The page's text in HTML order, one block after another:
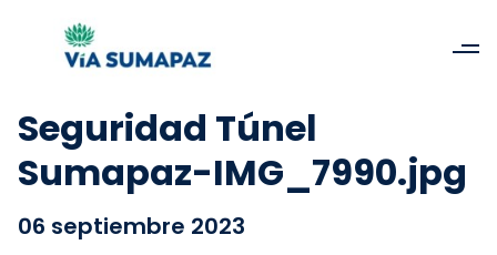
Seguridad Túnel
Sumapaz-IMG_7990.jpg
06 septiembre 2023